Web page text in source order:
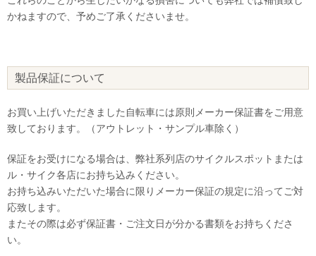
かねますので、予めご了承くださいませ。
製品保証について
お買い上げいただきました自転車には原則メーカー保証書をご用意
致しております。（アウトレット・サンプル車除く）
保証をお受けになる場合は、弊社系列店のサイクルスポットまたは
ル・サイク各店にお持ち込みください。
お持ち込みいただいた場合に限りメーカー保証の規定に沿ってご対
応致します。
またその際は必ず保証書・ご注文日が分かる書類をお持ちくださ
い。